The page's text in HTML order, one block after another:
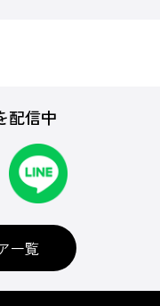
配信中
一覧